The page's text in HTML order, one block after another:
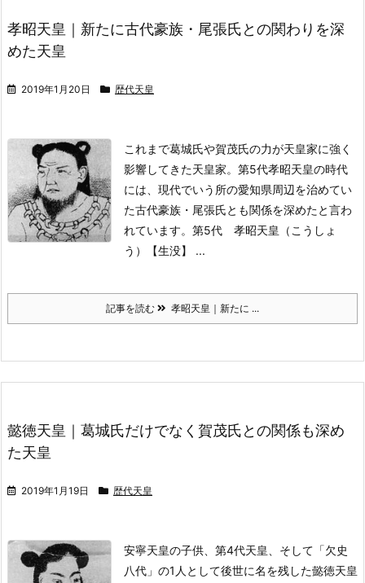
孝昭天皇｜新たに古代豪族・尾張氏との関わりを深
めた天皇
2019年1月20日 歴代天皇
これまで葛城氏や賀茂氏の力が天皇家に強く
影響してきた天皇家。 第5代孝昭天皇の時代
には、現代でいう所の愛知県周辺を治めてい
た古代豪族・尾張氏とも関係を深めたと言わ
れています。 第5代 孝昭天皇（こうしょ
う）
【生没】 ...
記事を読む 孝昭天皇｜新たに ...
懿徳天皇｜葛城氏だけでなく賀茂氏との関係も深め
た天皇
2019年1月19日 歴代天皇
安寧天皇の子供、第4代天皇、そして「欠史
八代」の1人として後世に名を残した懿徳天皇